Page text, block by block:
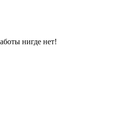
нигде нет!